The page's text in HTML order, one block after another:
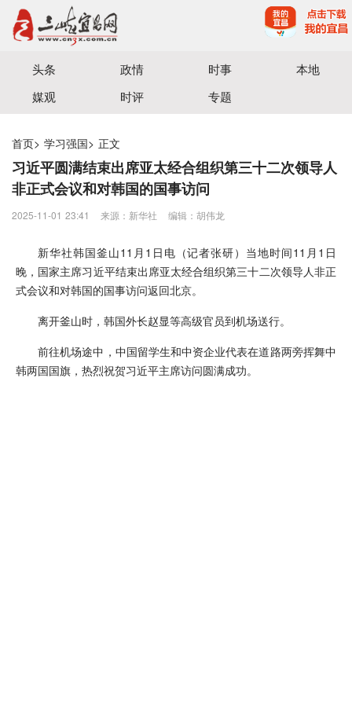
宜昌三峡融媒体中心主办
头条 政情 时事
本地
媒观
时评 专题
首页> 学习强国> 正文
习近平圆满结束出席亚太经合组织第三十二次领导人
非正式会议和对韩国的国事访问
2025-11-01 23:41 来源：​新华社 编辑：胡伟龙
新华社韩国釜山11月1日电（记者张研）当地时间11月1日
晚，国家主席习近平结束出席亚太经合组织第三十二次领导人非正
式会议和对韩国的国事访问返回北京。
离开釜山时，韩国外长赵显等高级官员到机场送行。
前往机场途中，中国留学生和中资企业代表在道路两旁挥舞中
韩两国国旗，热烈祝贺习近平主席访问圆满成功。